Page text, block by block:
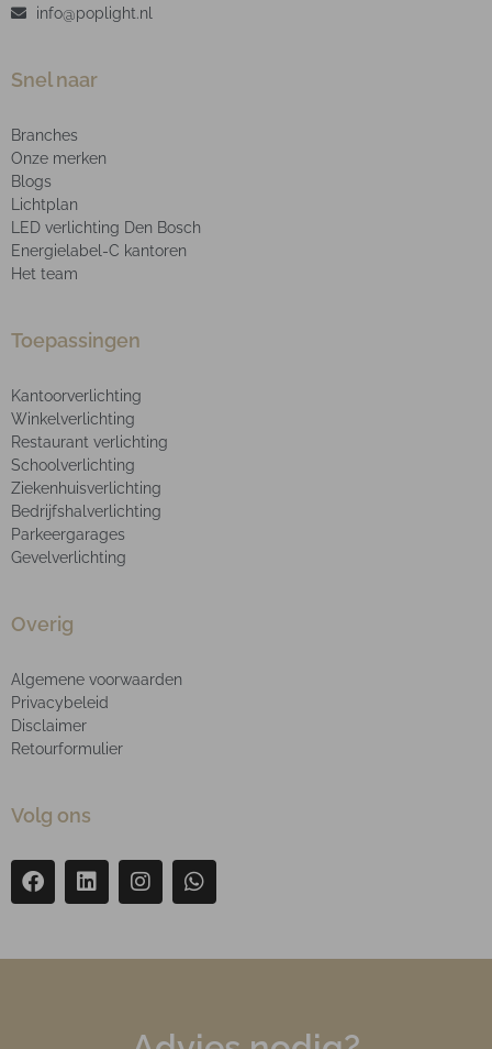
info@poplight.nl
Snel naar
Branches
Onze merken
Blogs
Lichtplan
LED verlichting Den Bosch
Energielabel-C kantoren
Het team
Toepassingen
Kantoorverlichting
Winkelverlichting
Restaurant verlichting
Schoolverlichting
Ziekenhuisverlichting
Bedrijfshalverlichting
Parkeergarages
Gevelverlichting
Overig
Algemene voorwaarden
Privacybeleid
Disclaimer
Retourformulier
Volg ons